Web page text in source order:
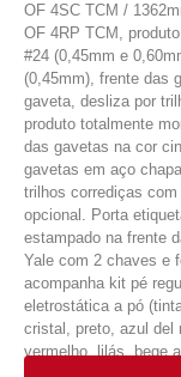
OF 4SC TCM /
OF 4RP TCM,
#24 (0,45mm e
(0,45mm), frente das
gaveta, desliza por
produto totalmente
das gavetas na cor
gavetas em aço
trilhos corrediças
opcional. Porta
estampado na frente
Yale com 2 chaves e
acompanha kit pé
eletrostática a pó
cristal, preto, azul del
vermelho, lilás, bege